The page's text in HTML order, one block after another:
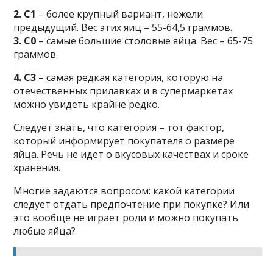
2. С1 – более крупный вариант, нежели
предыдущий. Вес этих яиц – 55-64,5 граммов.
3. С0 – самые большие столовые яйца. Вес – 65-75
граммов.
4. С3 – самая редкая категория, которую на
отечественных прилавках и в супермаркетах
можно увидеть крайне редко.
Следует знать, что категория – тот фактор,
который информирует покупателя о размере
яйца. Речь не идет о вкусовых качествах и сроке
хранения.
Многие задаются вопросом: какой категории
следует отдать предпочтение при покупке? Или
это вообще не играет роли и можно покупать
любые яйца?